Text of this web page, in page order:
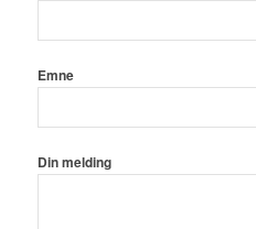
Emne
Din melding